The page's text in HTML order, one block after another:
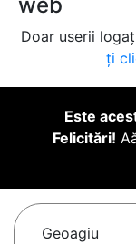
Doar userii
ți
Este
Felicitări!
Geoagiu